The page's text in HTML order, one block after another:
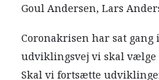
Goul Andersen, Lars
Coronakrisen har sat
udviklingsvej vi skal vælge
Skal vi fortsætte